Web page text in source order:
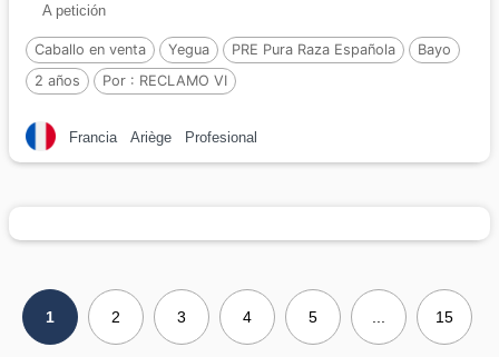
A petición
Caballo en venta Yegua PRE Pura Raza Española
Bayo
2 años
Por : RECLAMO VI
Francia Ariège Profesional
1 2 3 4 5 15